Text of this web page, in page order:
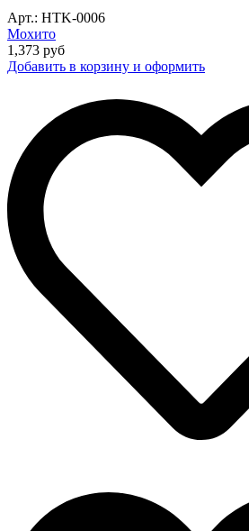
Арт.: HTK-0006
Мохито
1,373 руб
Добавить в корзину и оформить